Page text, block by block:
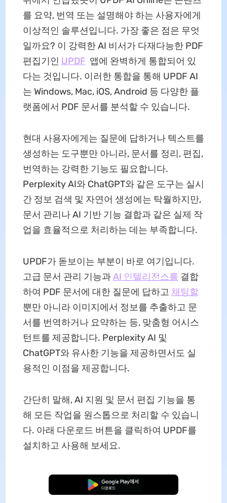
를 요약, 번역 또는 설명해야 하는 사용자에게
이상적인 솔루션입니다. 가장 좋은 점은 무엇
일까요? 이 강력한 AI 비서가 다재다능한 PDF
편집기인 UPDF 앱에 완벽하게 통합되어 있
다는 것입니다. 이러한 통합을 통해 UPDF AI
는 Windows, Mac, iOS, Android 등 다양한 플
랫폼에서 PDF 문서를 분석할 수 있습니다.
현대 사용자에게는 질문에 답하거나 텍스트를
생성하는 도구뿐만 아니라, 문서를 정리, 편집,
번역하는 강력한 기능도 필요합니다.
Perplexity AI와 ChatGPT와 같은 도구는 실시
간 정보 검색 및 자연어 생성에는 탁월하지만,
문서 관리나 AI 기반 기능 결합과 같은 실제 작
업을 효율적으로 처리하는 데는 부족합니다.
UPDF가 돋보이는 부분이 바로 여기입니다.
고급 문서 관리 기능과AI 인텔리전스를 결합
하여 PDF 문서에 대한 질문에 답하고 채팅할
뿐만 아니라 이미지에서 정보를 추출하고 문
서를 번역하거나 요약하는 등, 맞춤형 어시스
턴트를 제공합니다. Perplexity AI 및
ChatGPT와 유사한 기능을 제공하면서도 실
용적인 이점을 제공합니다.
간단히 말해, AI 지원 및 문서 편집 기능을 통
해 모든 작업을 원스톱으로 처리할 수 있습니
다. 아래 다운로드 버튼을 클릭하여 UPDF를
설치하고 사용해 보세요.
무료로 다운로드